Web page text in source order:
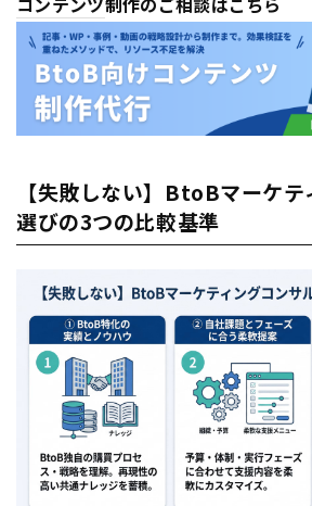
【失敗しない】BtoBマーケ
選びの3つの比較基準